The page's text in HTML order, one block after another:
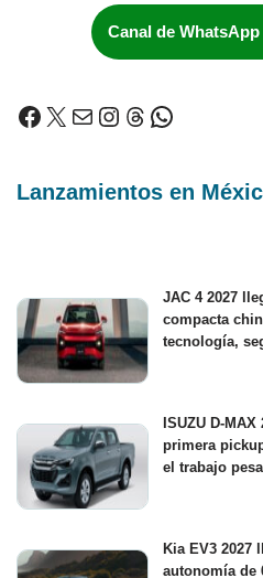
Canal de
Lanzamientos en
JAC 4 2027
compacta
tecnología,
ISUZU D-
primera
el trabajo
Kia EV3 2027
autonomía de